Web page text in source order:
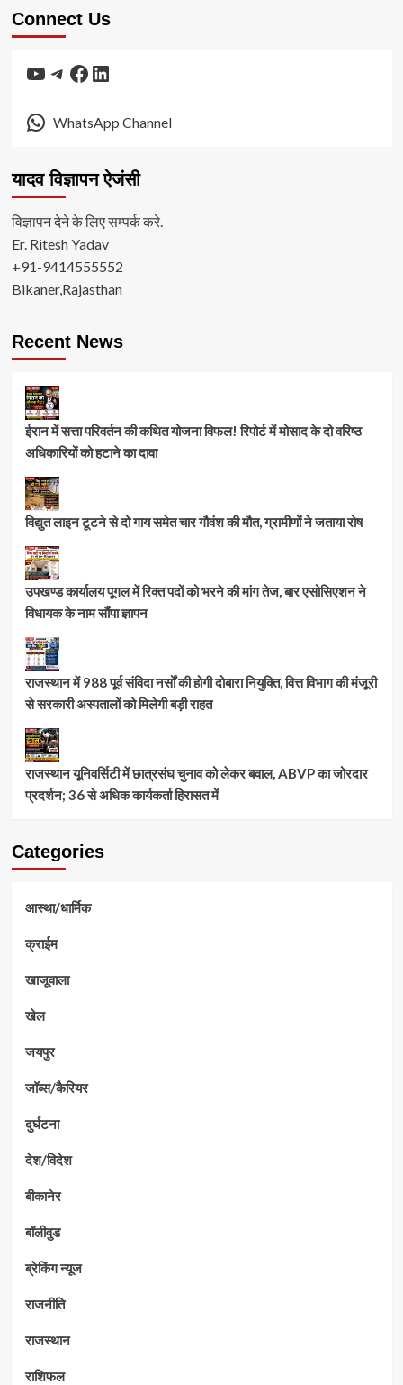
Connect Us
YouTube
Telegram
Facebook
LinkedIn
WhatsApp Channel
यादव विज्ञापन ऐजंसी
विज्ञापन देने के लिए सम्पर्क करे.
Er. Ritesh Yadav
+91-9414555552
Bikaner,Rajasthan
Recent News
ईरान में सत्ता परिवर्तन की कथित योजना विफल! रिपोर्ट में मोसाद के दो वरिष्ठ
अधिकारियों को हटाने का दावा
विद्युत लाइन टूटने से दो गाय समेत चार गौवंश की मौत, ग्रामीणों ने जताया रोष
उपखण्ड कार्यालय पूगल में रिक्त पदों को भरने की मांग तेज, बार एसोसिएशन ने
विधायक के नाम सौंपा ज्ञापन
राजस्थान में 988 पूर्व संविदा नर्सों की होगी दोबारा नियुक्ति, वित्त विभाग की मंजूरी
से सरकारी अस्पतालों को मिलेगी बड़ी राहत
राजस्थान यूनिवर्सिटी में छात्रसंघ चुनाव को लेकर बवाल, ABVP का जोरदार
प्रदर्शन; 36 से अधिक कार्यकर्ता हिरासत में
Categories
आस्था/धार्मिक
क्राईम
खाजूवाला
खेल
जयपुर
जॉब्स/कैरियर
दुर्घटना
देश/विदेश
बीकानेर
बॉलीवुड
ब्रेकिंग न्यूज
राजनीति
राजस्थान
राशिफल